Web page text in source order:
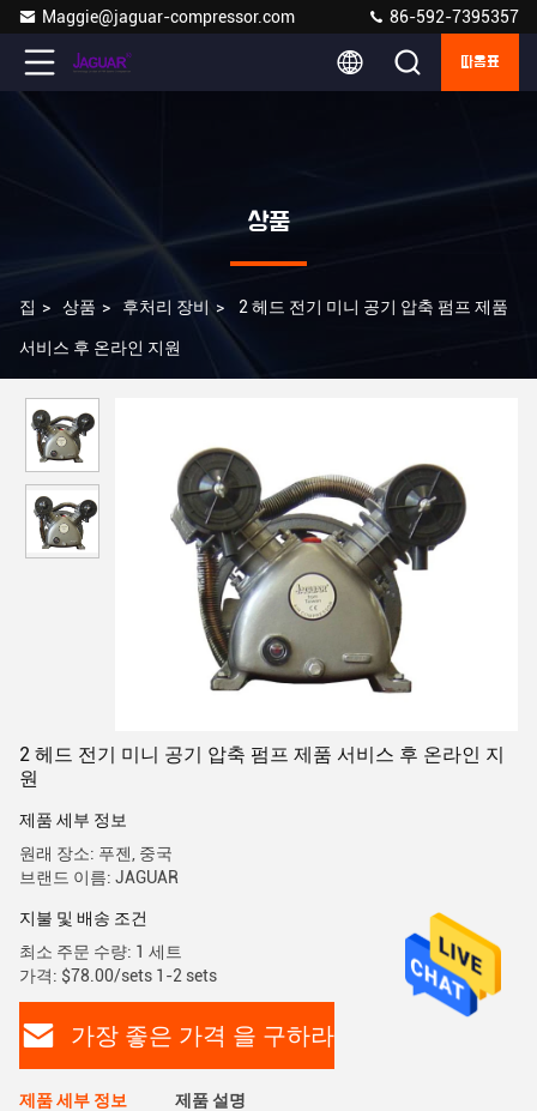
Maggie@jaguar-compressor.com 86-592-7395357
따옴표
상품
집 > 상품 > 후처리 장비 > 2 헤드 전기 미니 공기 압축 펌프 제품
서비스 후 온라인 지원
2 헤드 전기 미니 공기 압축 펌프 제품 서비스 후 온라인 지
원
제품 세부 정보
원래 장소: 푸젠, 중국
브랜드 이름: JAGUAR
지불 및 배송 조건
최소 주문 수량: 1 세트
가격: $78.00/sets 1-2 sets
가장 좋은 가격 을 구하라
제품 세부 정보 제품 설명